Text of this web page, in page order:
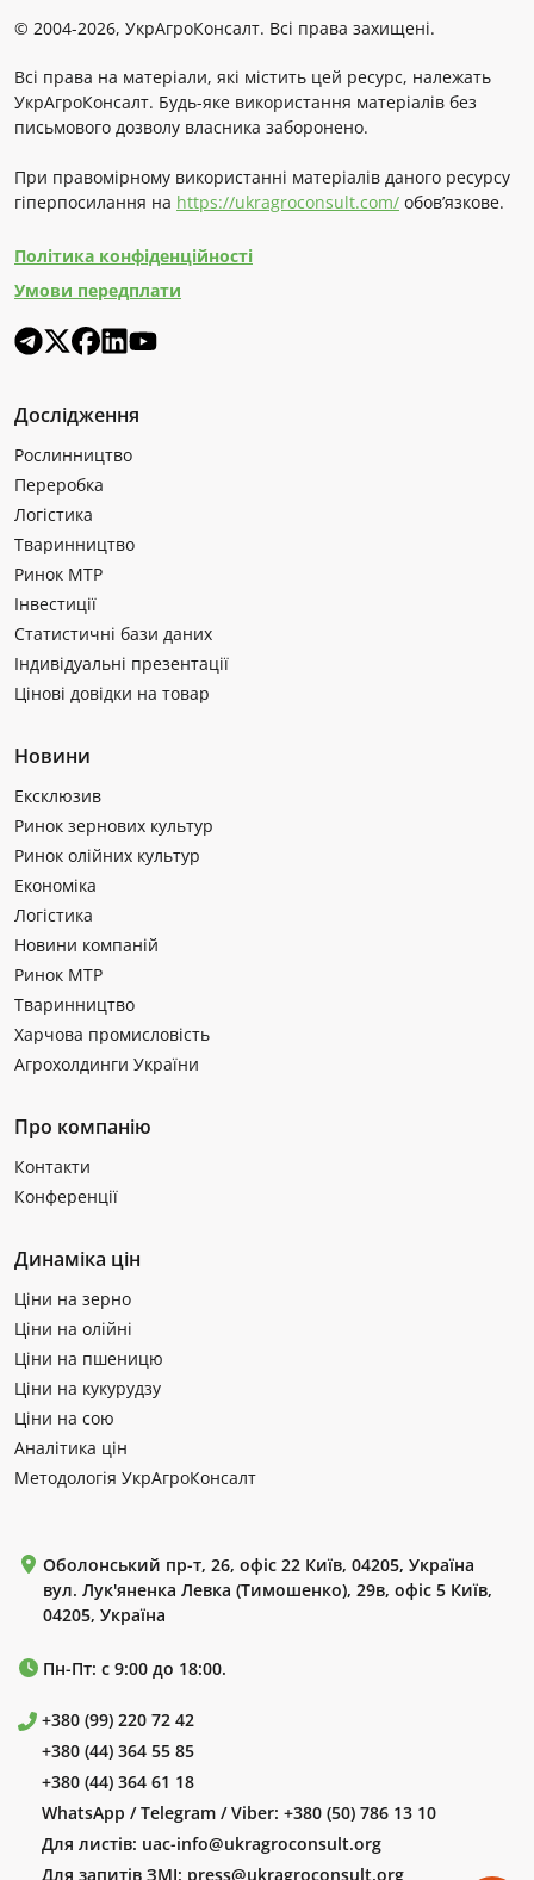
© 2004-2026, УкрАгроКонсалт. Всі права захищені.
Всі права на матеріали, які містить цей ресурс, належать
УкрАгроКонсалт. Будь-яке використання матеріалів без
письмового дозволу власника заборонено.
При правомірному використанні матеріалів даного ресурсу
гіперпосилання на https://ukragroconsult.com/ обов’язкове.
Політика конфіденційності
Умови передплати
Дослідження
Рослинництво
Переробка
Логістика
Тваринництво
Ринок МТР
Інвестиції
Статистичні бази даних
Індивідуальні презентації
Цінові довідки на товар
Новини
Ексклюзив
Ринок зернових культур
Ринок олійних культур
Економіка
Логістика
Новини компаній
Ринок МТР
Тваринництво
Харчова промисловість
Агрохолдинги України
Про компанію
Контакти
Конференції
Динаміка цін
Ціни на зерно
Ціни на олійні
Ціни на пшеницю
Ціни на кукурудзу
Ціни на сою
Аналітика цін
Методологія УкрАгроКонсалт
Оболонський пр-т, 26, офіс 22 Київ, 04205, Україна
вул. Лук'яненка Левка (Тимошенко), 29в, офіс 5 Київ,
04205, Україна
Пн-Пт: с 9:00 до 18:00.
+380 (99) 220 72 42
+380 (44) 364 55 85
+380 (44) 364 61 18
WhatsApp / Telegram / Viber: +380 (50) 786 13 10
Для листів: uac-info@ukragroconsult.org
Для запитів ЗМІ: press@ukragroconsult.org